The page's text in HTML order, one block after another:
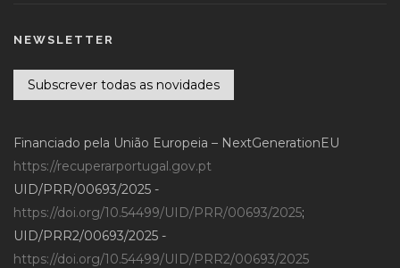
NEWSLETTER
Subscrever todas as novidades
Financiado pela União Europeia – NextGenerationEU
https://recuperarportugal.gov.pt
UID/PRR/00693/2025 -
https://doi.org/10.54499/UID/PRR/00693/2025;
UID/PRR2/00693/2025 -
https://doi.org/10.54499/UID/PRR2/00693/2025